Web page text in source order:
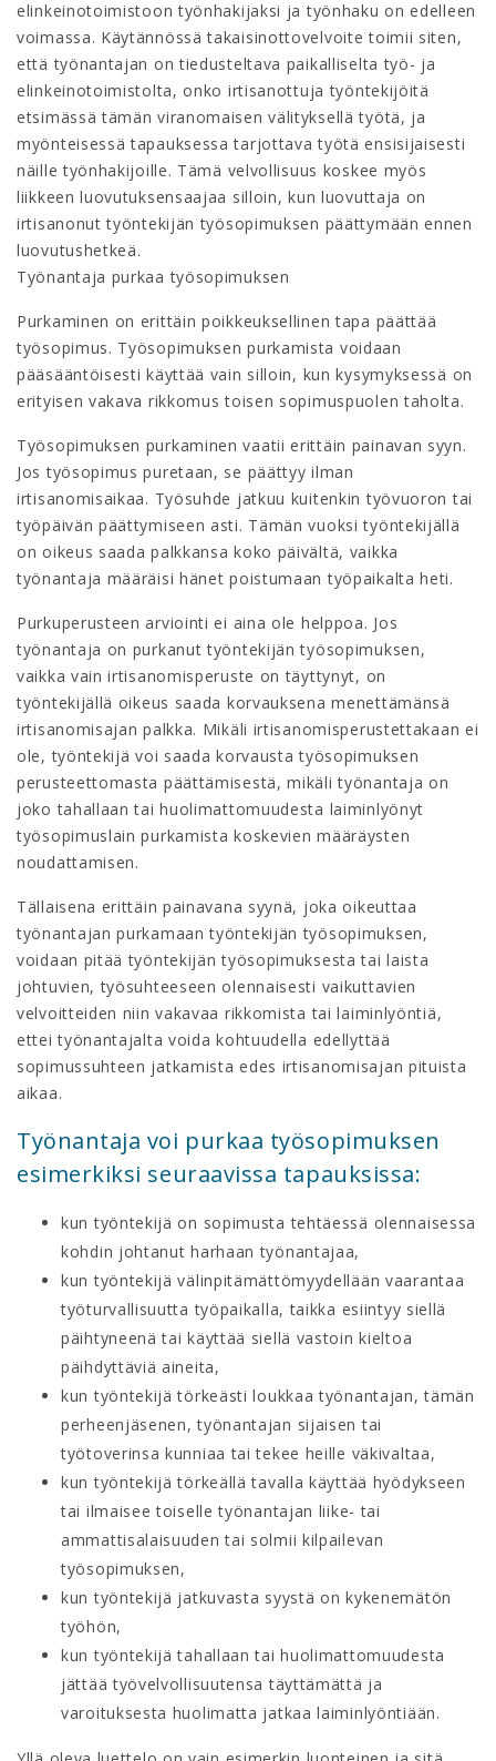
elinkeinotoimistoon työnhakijaksi ja työnhaku on edelleen
voimassa. Käytännössä takaisinottovelvoite toimii siten,
että työnantajan on tiedusteltava paikalliselta työ- ja
elinkeinotoimistolta, onko irtisanottuja työntekijöitä
etsimässä tämän viranomaisen välityksellä työtä, ja
myönteisessä tapauksessa tarjottava työtä ensisijaisesti
näille työnhakijoille. Tämä velvollisuus koskee myös
liikkeen luovutuksensaajaa silloin, kun luovuttaja on
irtisanonut työntekijän työsopimuksen päättymään ennen
luovutushetkeä.
Työnantaja purkaa työsopimuksen
Purkaminen on erittäin poikkeuksellinen tapa päättää
työsopimus. Työsopimuksen purkamista voidaan
pääsääntöisesti käyttää vain silloin, kun kysymyksessä on
erityisen vakava rikkomus toisen sopimuspuolen taholta.
Työsopimuksen purkaminen vaatii erittäin painavan syyn.
Jos työsopimus puretaan, se päättyy ilman
irtisanomisaikaa. Työsuhde jatkuu kuitenkin työvuoron tai
työpäivän päättymiseen asti. Tämän vuoksi työntekijällä
on oikeus saada palkkansa koko päivältä, vaikka
työnantaja määräisi hänet poistumaan työpaikalta heti.
Purkuperusteen arviointi ei aina ole helppoa. Jos
työnantaja on purkanut työntekijän työsopimuksen,
vaikka vain irtisanomisperuste on täyttynyt, on
työntekijällä oikeus saada korvauksena menettämänsä
irtisanomisajan palkka. Mikäli irtisanomisperustettakaan ei
ole, työntekijä voi saada korvausta työsopimuksen
perusteettomasta päättämisestä, mikäli työnantaja on
joko tahallaan tai huolimattomuudesta laiminlyönyt
työsopimuslain purkamista koskevien määräysten
noudattamisen.
Tällaisena erittäin painavana syynä, joka oikeuttaa
työnantajan purkamaan työntekijän työsopimuksen,
voidaan pitää työntekijän työsopimuksesta tai laista
johtuvien, työsuhteeseen olennaisesti vaikuttavien
velvoitteiden niin vakavaa rikkomista tai laiminlyöntiä,
ettei työnantajalta voida kohtuudella edellyttää
sopimussuhteen jatkamista edes irtisanomisajan pituista
aikaa.
Työnantaja voi purkaa työsopimuksen
esimerkiksi seuraavissa tapauksissa:
kun työntekijä on sopimusta tehtäessä olennaisessa
kohdin johtanut harhaan työnantajaa,
kun työntekijä välinpitämättömyydellään vaarantaa
työturvallisuutta työpaikalla, taikka esiintyy siellä
päihtyneenä tai käyttää siellä vastoin kieltoa
päihdyttäviä aineita,
kun työntekijä törkeästi loukkaa työnantajan, tämän
perheenjäsenen, työnantajan sijaisen tai
työtoverinsa kunniaa tai tekee heille väkivaltaa,
kun työntekijä törkeällä tavalla käyttää hyödykseen
tai ilmaisee toiselle työnantajan liike- tai
ammattisalaisuuden tai solmii kilpailevan
työsopimuksen,
kun työntekijä jatkuvasta syystä on kykenemätön
työhön,
kun työntekijä tahallaan tai huolimattomuudesta
jättää työvelvollisuutensa täyttämättä ja
varoituksesta huolimatta jatkaa laiminlyöntiään.